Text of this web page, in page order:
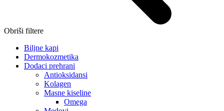
Obriši filtere
Biljne kapi
Dermokozmetika
Dodaci prehrani
Antioksidansi
Kolagen
Masne kiseline
Omega